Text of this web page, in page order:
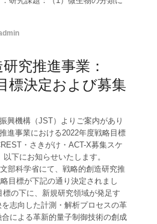
究推進事業：
標決定および募集
興機構（JST）よりご案内があり
進事業における2022年度戦略目標
・さきがけ・ACT-X募集スケ
下にお知らせいたします。
部科学省にて、戦略的創造研究推
目標が下記の通り決定されまし
の下に、新規研究領域が発足す
志向した計測・解析プロセスの革
による革新的量子制御技術の創成